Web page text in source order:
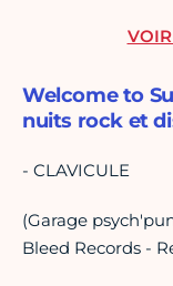
Welcome to
nuits rock et
- CLAVICULE
(Garage
Bleed Records -